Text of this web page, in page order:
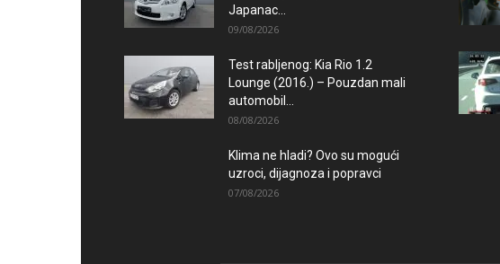
Japanac...
09/08/2026
Test rabljenog: Kia Rio 1.2
Lounge (2016.) – Pouzdan mali
automobil...
08/08/2026
Klima ne hladi? Ovo su mogući
uzroci, dijagnoza i popravci
07/08/2026